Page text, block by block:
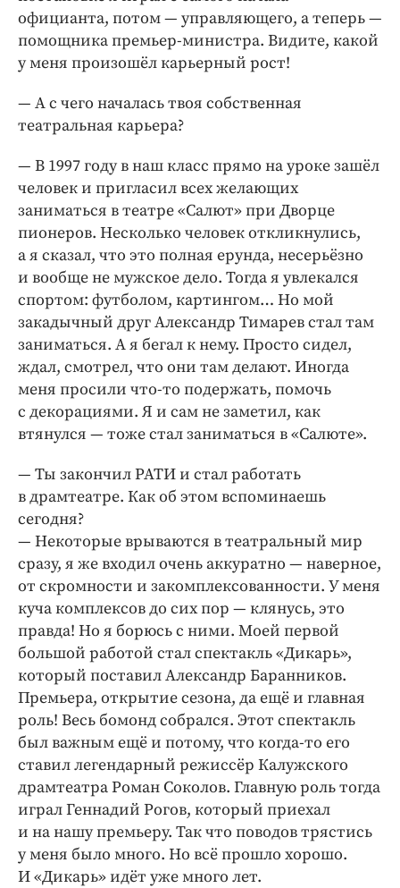
официанта, потом — управляющего, а теперь —
помощника премьер-министра. Видите, какой
у меня произошёл карьерный рост!
— А с чего началась твоя собственная
театральная карьера?
— В 1997 году в наш класс прямо на уроке зашёл
человек и пригласил всех желающих
заниматься в театре «Салют» при Дворце
пионеров. Несколько человек откликнулись,
а я сказал, что это полная ерунда, несерьёзно
и вообще не мужское дело. Тогда я увлекался
спортом: футболом, картингом… Но мой
закадычный друг Александр Тимарев стал там
заниматься. А я бегал к нему. Просто сидел,
ждал, смотрел, что они там делают. Иногда
меня просили что-то подержать, помочь
с декорациями. Я и сам не заметил, как
втянулся — тоже стал заниматься в «Салюте».
— Ты закончил РАТИ и стал работать
в драмтеатре. Как об этом вспоминаешь
сегодня?
— Некоторые врываются в театральный мир
сразу, я же входил очень аккуратно — наверное,
от скромности и закомплексованности. У меня
куча комплексов до сих пор — клянусь, это
правда! Но я борюсь с ними. Моей первой
большой работой стал спектакль «Дикарь»,
который поставил Александр Баранников.
Премьера, открытие сезона, да ещё и главная
роль! Весь бомонд собрался. Этот спектакль
был важным ещё и потому, что когда-то его
ставил легендарный режиссёр Калужского
драмтеатра Роман Соколов. Главную роль тогда
играл Геннадий Рогов, который приехал
и на нашу премьеру. Так что поводов трястись
у меня было много. Но всё прошло хорошо.
И «Дикарь» идёт уже много лет.